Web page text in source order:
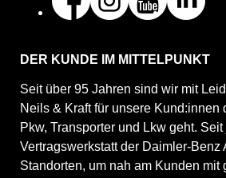
DER KUNDE IM MITTELPUNKT
Seit über 95 Jahren sind wir mit
Neils & Kraft für unsere Kund:innen
Pkw, Transporter und Lkw geht.
Vertragswerkstatt der Daimler-Benz
Standorten, um nah am Kunden mit